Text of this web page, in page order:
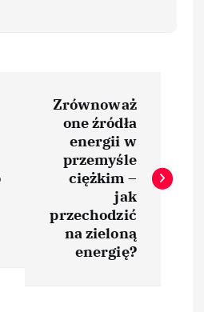
Zrównoważ
one źródła
energii w
przemyśle
ciężkim –
jak
przechodzić
na zieloną
energię?